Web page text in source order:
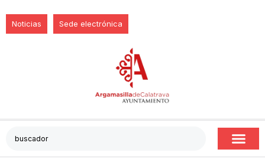
Noticias Sede electrónica